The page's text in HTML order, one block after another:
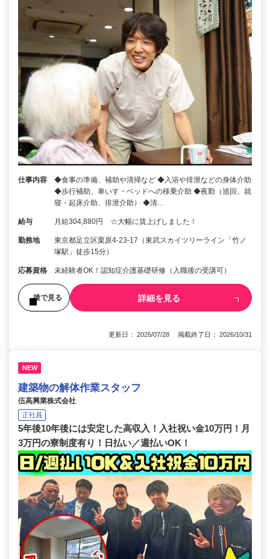
仕事内容
◆食事の準備、補助や清掃など ◆入浴や排泄などの身体介助
◆歩行補助、車いす・ベッドへの移乗介助 ◆夜勤（巡回、就
寝・起床介助、排泄介助） ◆清…
給与 月給304,880円 ☆大幅に賃上げしました！
勤務地
東京都足立区栗原4-23-17（東武スカイツリーライン「竹ノ
塚駅」徒歩15分）
応募資格 未経験者OK！認知症介護基礎研修（入職後の受講可）
後で見る 詳細を見る
更新日： 2026/07/28 掲載終了日： 2026/10/31
NEW
建築物の解体作業スタッフ
伍高興業株式会社
正社員
5年後10年後には安定した高収入！入社祝い金10万円！月
3万円の寮制度有り！日払い／週払いOK！